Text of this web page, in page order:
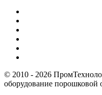
© 2010 - 2026
оборудование порошковой